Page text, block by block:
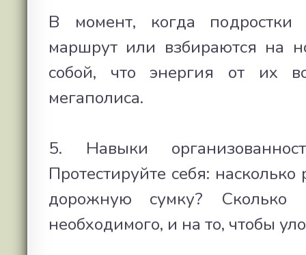
В момент, когда подростки
маршрут или взбираются на
собой, что энергия от их
мегаполиса.
5. Навыки
Протестируйте себя:
дорожную сумку?
необходимого, и на то, чтобы